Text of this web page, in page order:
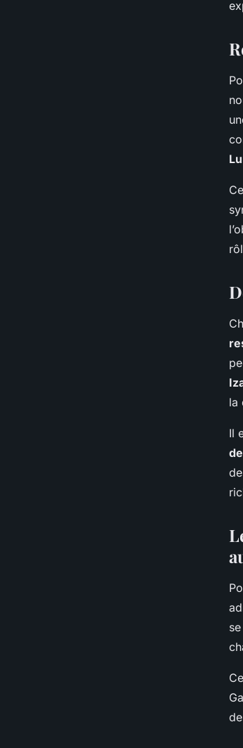
la
Il